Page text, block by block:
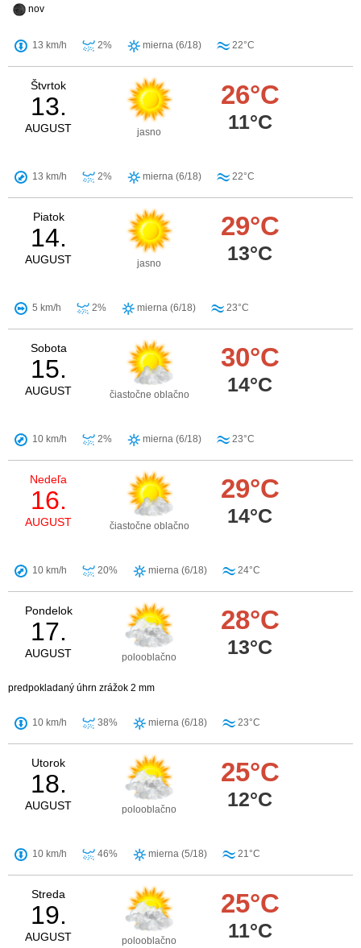
nov
13 km/h 2% mierna (6/18) 22°C
Štvrtok
13.
AUGUST jasno
26°C
11°C
13 km/h 2% mierna (6/18) 22°C
Piatok
14.
AUGUST jasno
29°C
13°C
5 km/h 2% mierna (6/18) 23°C
Sobota
15.
AUGUST čiastočne oblačno
30°C
14°C
10 km/h 2% mierna (6/18) 23°C
Nedeľa
16.
AUGUST čiastočne oblačno
29°C
14°C
10 km/h 20% mierna (6/18) 24°C
Pondelok
17.
AUGUST polooblačno
28°C
13°C
predpokladaný úhrn zrážok 2 mm
10 km/h 38% mierna (6/18) 23°C
Utorok
18.
AUGUST polooblačno
25°C
12°C
10 km/h 46% mierna (5/18) 21°C
Streda
19.
AUGUST polooblačno
25°C
11°C